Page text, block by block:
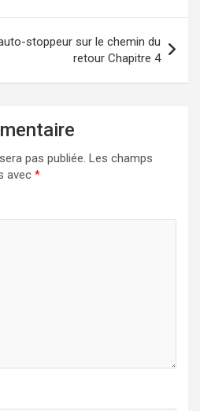
stoppeur sur le chemin du
retour Chapitre 4
pas publiée. Les champs
avec *